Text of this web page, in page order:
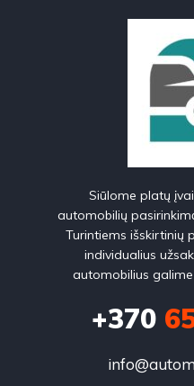
Siūlome platų
automobilių
Turintiems išskirtinių
individualius
automobilius
+370